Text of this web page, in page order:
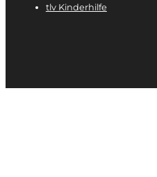
tlv Kinderhilfe